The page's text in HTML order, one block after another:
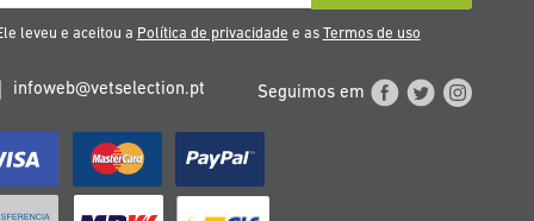
leveu e aceitou a Política de privacidade e as Termos de uso
infoweb@vetselection.pt Seguimos em